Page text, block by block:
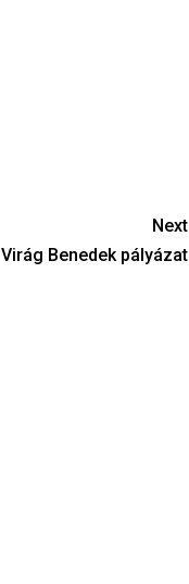
Next
Virág Benedek pályázat